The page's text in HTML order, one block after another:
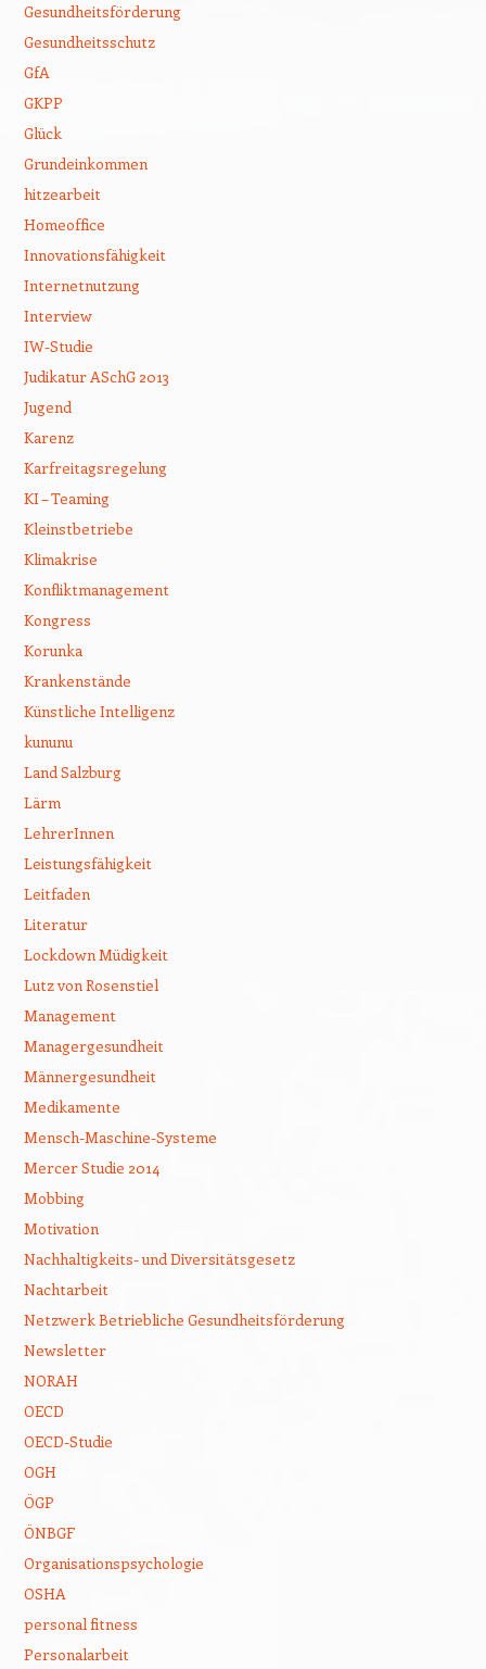
Gesundheitsförderung
Gesundheitsschutz
GfA
GKPP
Glück
Grundeinkommen
hitzearbeit
Homeoffice
Innovationsfähigkeit
Internetnutzung
Interview
IW-Studie
Judikatur ASchG 2013
Jugend
Karenz
Karfreitagsregelung
KI – Teaming
Kleinstbetriebe
Klimakrise
Konfliktmanagement
Kongress
Korunka
Krankenstände
Künstliche Intelligenz
kununu
Land Salzburg
Lärm
LehrerInnen
Leistungsfähigkeit
Leitfaden
Literatur
Lockdown Müdigkeit
Lutz von Rosenstiel
Management
Managergesundheit
Männergesundheit
Medikamente
Mensch-Maschine-Systeme
Mercer Studie 2014
Mobbing
Motivation
Nachhaltigkeits- und Diversitätsgesetz
Nachtarbeit
Netzwerk Betriebliche Gesundheitsförderung
Newsletter
NORAH
OECD
OECD-Studie
OGH
ÖGP
ÖNBGF
Organisationspsychologie
OSHA
personal fitness
Personalarbeit